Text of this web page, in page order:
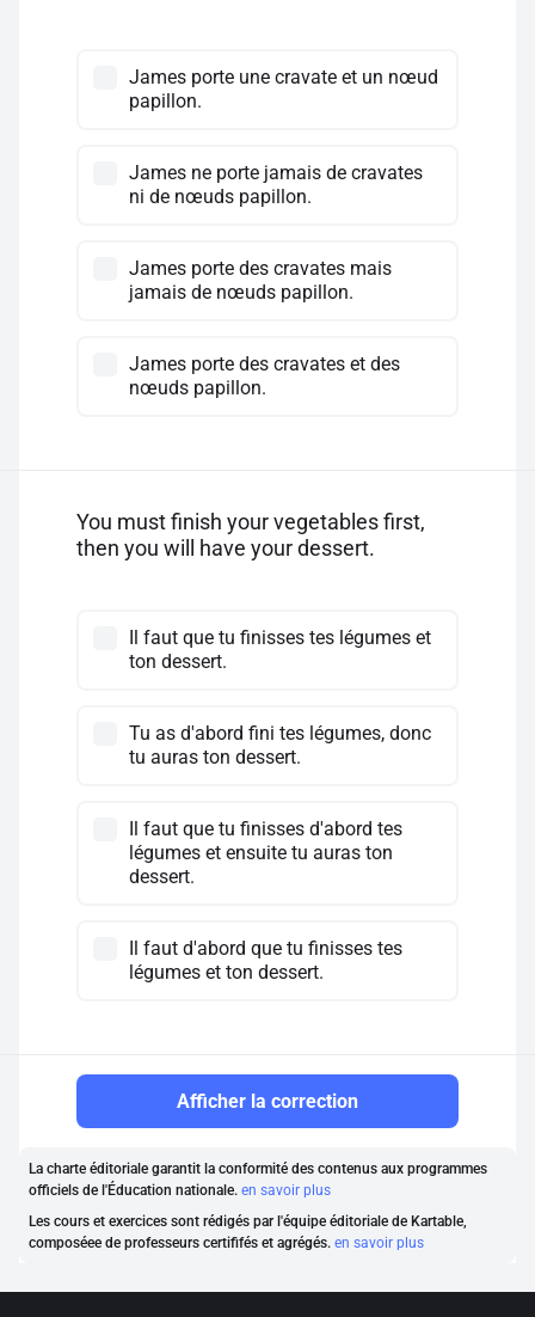
James porte une cravate et un nœud
papillon.
James ne porte jamais de cravates
ni de nœuds papillon.
James porte des cravates mais
jamais de nœuds papillon.
James porte des cravates et des
nœuds papillon.
You must finish your vegetables first,
then you will have your dessert.
Il faut que tu finisses tes légumes et
ton dessert.
Tu as d'abord fini tes légumes, donc
tu auras ton dessert.
Il faut que tu finisses d'abord tes
légumes et ensuite tu auras ton
dessert.
Il faut d'abord que tu finisses tes
légumes et ton dessert.
Afficher la correction
La charte éditoriale garantit la conformité des contenus aux programmes
officiels de l'Éducation nationale. en savoir plus
Les cours et exercices sont rédigés par l'équipe éditoriale de Kartable,
composéee de professeurs certififés et agrégés. en savoir plus